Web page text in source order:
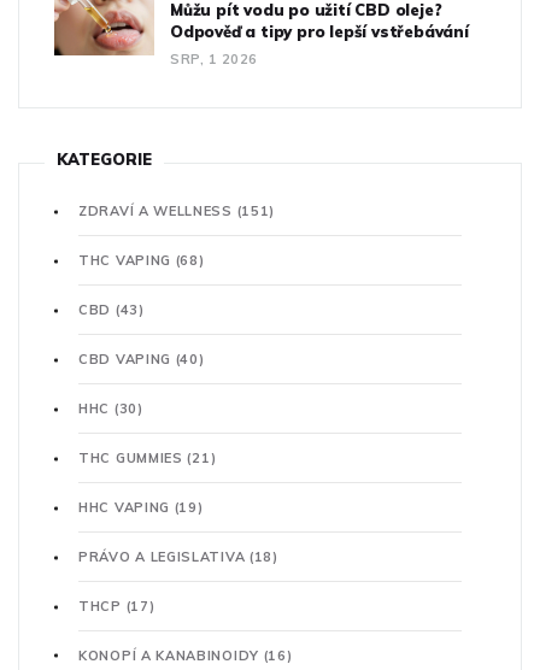
Můžu pít vodu po užití CBD oleje?
Odpověď a tipy pro lepší vstřebávání
SRP, 1 2026
KATEGORIE
ZDRAVÍ A WELLNESS (151)
THC VAPING (68)
CBD (43)
CBD VAPING (40)
HHC (30)
THC GUMMIES(21)
HHC VAPING (19)
PRÁVO A LEGISLATIVA (18)
THCP (17)
KONOPÍ A KANABINOIDY (16)